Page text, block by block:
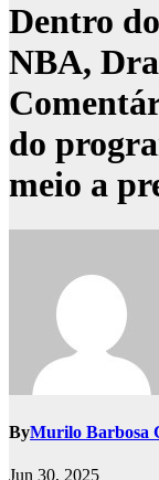
Dentro
NBA,
do
meio a
ByMurilo Barbosa
Jun 30, 2025